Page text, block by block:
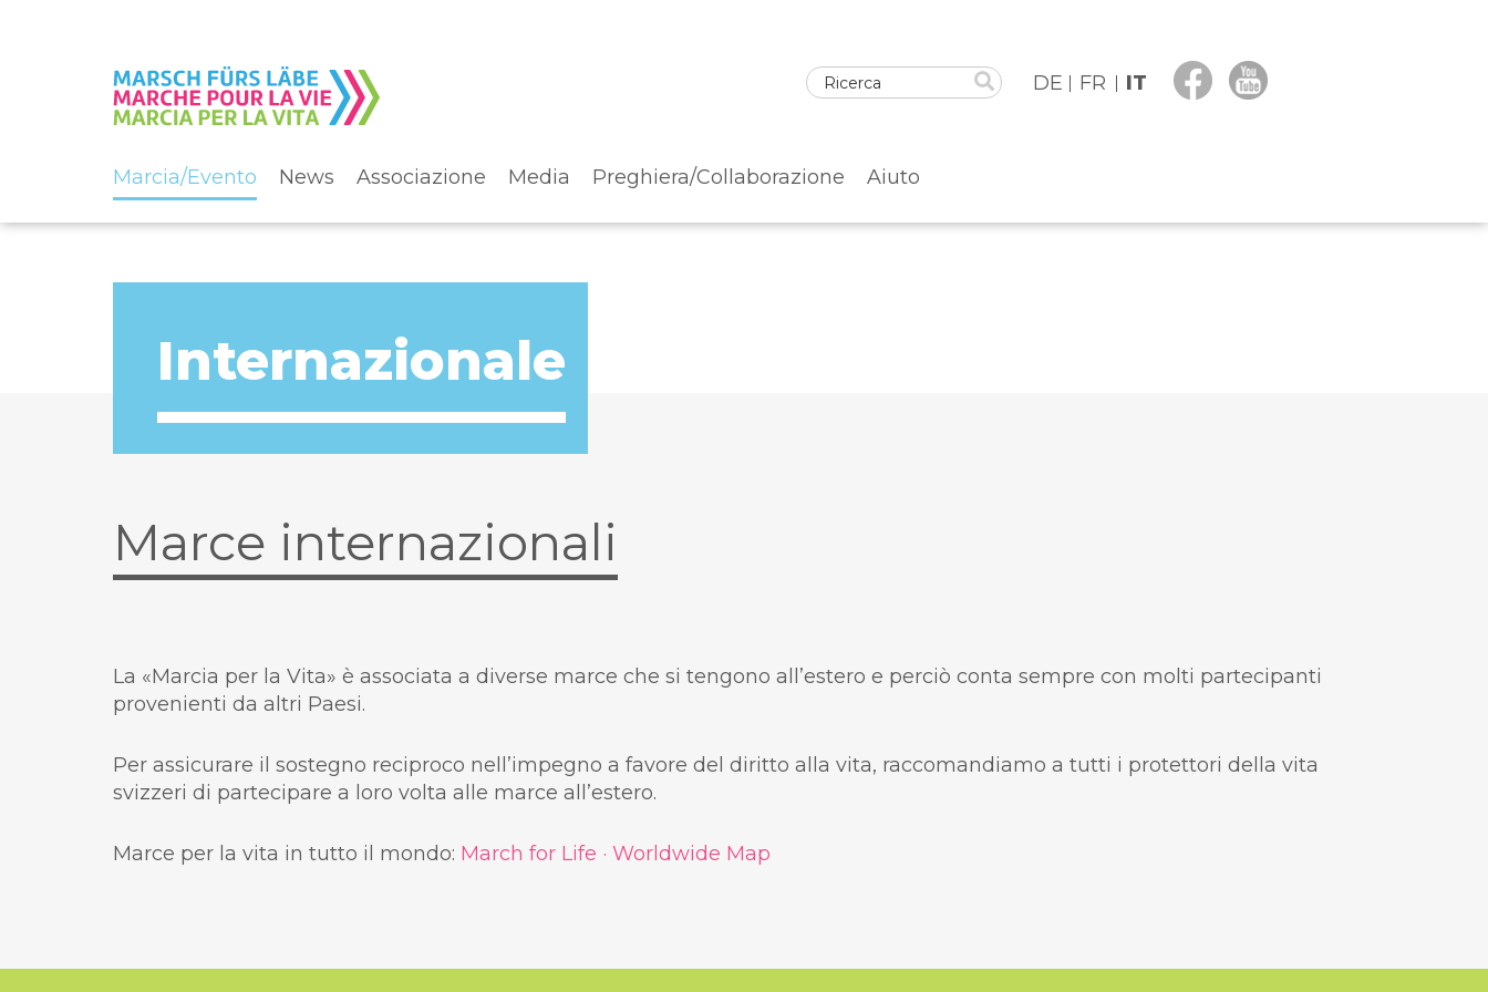
DE FR IT
Marcia/Evento News Associazione Media Preghiera/Collaborazione Aiuto
Internazionale
Marce internazionali
La «Marcia per la Vita» è associata a diverse marce che si tengono all’estero e perciò conta sempre con molti partecipanti
provenienti da altri Paesi.
Per assicurare il sostegno reciproco nell’impegno a favore del diritto alla vita, raccomandiamo a tutti i protettori della vita
svizzeri di partecipare a loro volta alle marce all’estero.
Marce per la vita in tutto il mondo: March for Life · Worldwide Map